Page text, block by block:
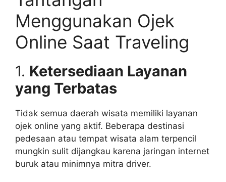
Menggunakan Ojek
Online Saat Traveling
1. Ketersediaan Layanan
yang Terbatas
Tidak semua daerah wisata memiliki layanan
ojek online yang aktif. Beberapa destinasi
pedesaan atau tempat wisata alam terpencil
mungkin sulit dijangkau karena jaringan internet
buruk atau minimnya mitra driver.